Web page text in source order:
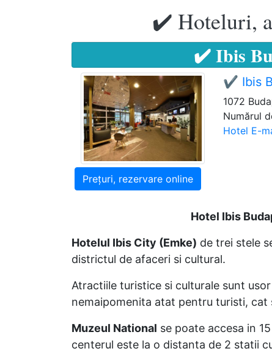
✔️ Hoteluri,
✔️ Ibis
✔️ Ibis
1072
Numărul
Hotel E-
Prețuri, rezervare online
Hotel Ibis
Hotelul Ibis City (Emke) de trei stele
districtul de afaceri si cultural.
Atractiile turistice si culturale sunt
nemaipomenita atat pentru turisti, cat
Muzeul National se poate accesa in
centerul este la o distanta de 2 statii